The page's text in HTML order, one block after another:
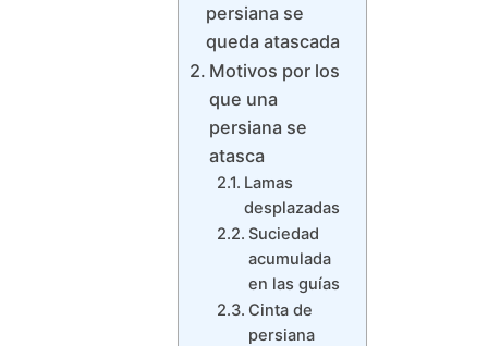
persiana se
queda atascada
Motivos por los
que una
persiana se
atasca
Lamas
desplazadas
Suciedad
acumulada
en las guías
Cinta de
persiana